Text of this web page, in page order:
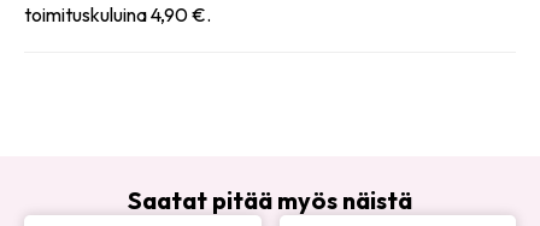
toimituskuluina 4,90 €.
Saatat pitää myös näistä